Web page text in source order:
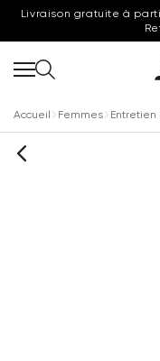
Livraison gratuite à
Accueil Femmes Entretien